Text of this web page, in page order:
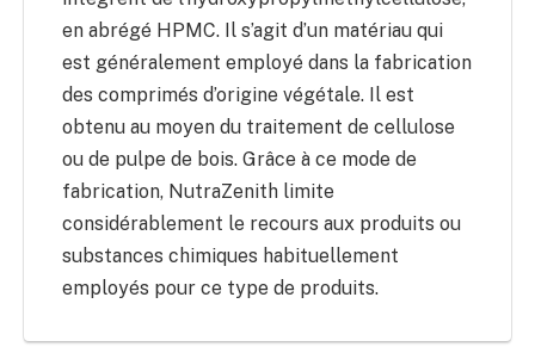
en abrégé HPMC. Il s’agit d’un matériau qui
est généralement employé dans la fabrication
des comprimés d’origine végétale. Il est
obtenu au moyen du traitement de cellulose
ou de pulpe de bois. Grâce à ce mode de
fabrication, NutraZenith limite
considérablement le recours aux produits ou
substances chimiques habituellement
employés pour ce type de produits.